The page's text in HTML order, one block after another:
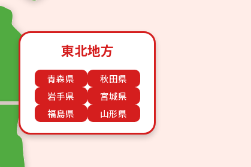
東北地方
青森県
秋田県
岩手県
宮城県
福島県
山形県